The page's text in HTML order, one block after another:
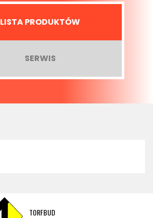
LISTA PRODUKTÓW
SERWIS
TORFBUD